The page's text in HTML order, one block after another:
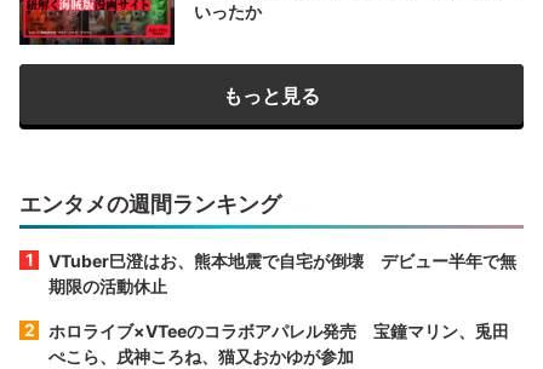
いったか
もっと見る
エンタメの週間ランキング
VTuber巳澄はお、熊本地震で自宅が倒壊 デビュー半年で無
期限の活動休止
ホロライブ×VTeeのコラボアパレル発売 宝鐘マリン、兎田
ぺこら、戌神ころね、猫又おかゆが参加